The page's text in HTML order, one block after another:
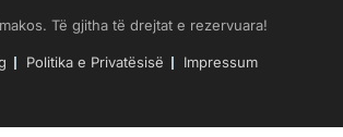
Të gjitha të drejtat e rezervuara!
Politika e Privatësisë Impressum